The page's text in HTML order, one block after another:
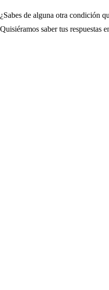
¿Sabes de alguna otra condición
Quisiéramos saber tus respuestas